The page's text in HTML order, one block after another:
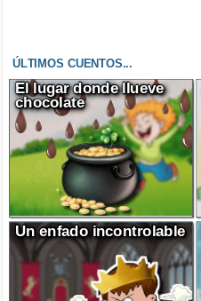
ÚLTIMOS CUENTOS...
El lugar donde llueve
chocolate
Un enfado incontrolable